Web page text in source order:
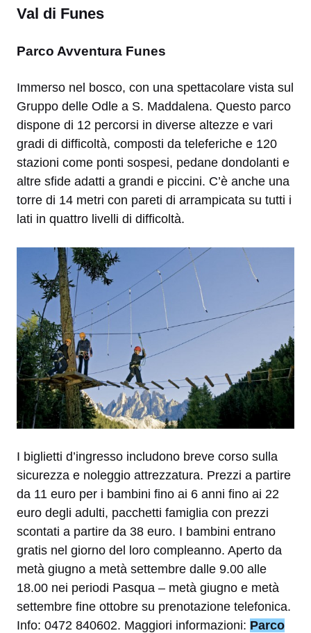
Val di Funes
Parco Avventura Funes
Immerso nel bosco, con una spettacolare vista sul
Gruppo delle Odle a S. Maddalena. Questo parco
dispone di 12 percorsi in diverse altezze e vari
gradi di difficoltà, composti da teleferiche e 120
stazioni come ponti sospesi, pedane dondolanti e
altre sfide adatti a grandi e piccini. C’è anche una
torre di 14 metri con pareti di arrampicata su tutti i
lati in quattro livelli di difficoltà.
I biglietti d’ingresso includono breve corso sulla
sicurezza e noleggio attrezzatura. Prezzi a partire
da 11 euro per i bambini fino ai 6 anni fino ai 22
euro degli adulti, pacchetti famiglia con prezzi
scontati a partire da 38 euro. I bambini entrano
gratis nel giorno del loro compleanno. Aperto da
metà giugno a metà settembre dalle 9.00 alle
18.00 nei periodi Pasqua – metà giugno e metà
settembre fine ottobre su prenotazione telefonica.
Info: 0472 840602. Maggiori informazioni: Parco